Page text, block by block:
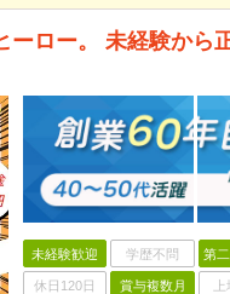
ーロー。 未経験から
未経験歓迎 学歴不問 第
休日120日 賞与複数月